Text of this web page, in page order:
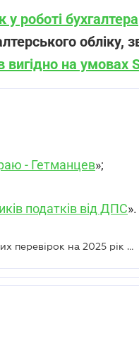
роботі бухгалтера
обліку,
вигідно на умовах
- Гетманцев»;
податків від ДПС».
ДПС оприлюднила План-графік планових перевірок на 2025 рік — до кого завітають податківці